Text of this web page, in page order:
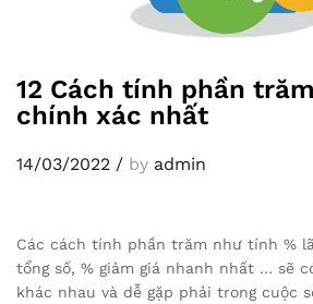
12 Cách tính phần
chính xác nhất
14/03/2022 / by admin
Các cách tính phần trăm như tính %
tổng số, % giảm giá nhanh nhất … sẽ
khác nhau và dễ gặp phải trong cuộc